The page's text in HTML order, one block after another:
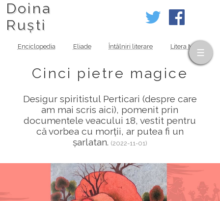
Doina
Ruști
Enciclopedia Eliade Întâlniri literare Litera MOV
Cinci pietre magice
Desigur spiritistul Perticari (despre care
am mai scris aici), pomenit prin
documentele veacului 18, vestit pentru
că vorbea cu morții, ar putea fi un
șarlatan. (2022-11-01)